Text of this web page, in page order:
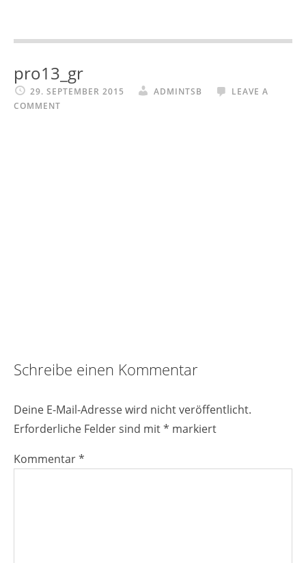
primary
navigation
main
content
primary
sidebar
footer
pro13_gr
29. SEPTEMBER 2015 ADMINTSB
LEAVE A
COMMENT
Reader
Interactions
Schreibe einen Kommentar
Deine E-Mail-Adresse wird nicht veröffentlicht.
Erforderliche Felder sind mit* markiert
Kommentar*